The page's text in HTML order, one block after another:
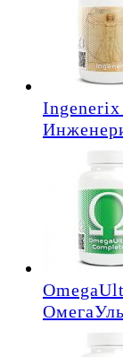
Ingenerix